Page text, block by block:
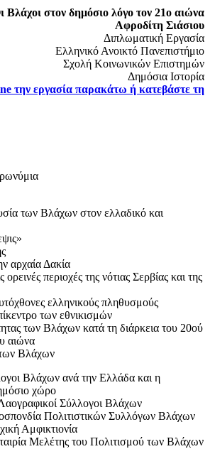
Βλάχοι στον δημόσιο λόγο τον 21ο αιώνα
Αφροδίτη Σιάσιου
Διπλωματική Εργασία
Ελληνικό Ανοικτό Πανεπιστήμιο
Σχολή Κοινωνικών Επιστημών
Δημόσια Ιστορία
την εργασία παρακάτω ή κατεβάστε τη
των Βλάχων στον ελλαδικό και
αρχαία Δακία
περιοχές της νότιας Σερβίας και της
ελληνικούς πληθυσμούς
των εθνικισμών
των Βλάχων κατά τη διάρκεια του 20ού
αιώνα
Βλάχων
Βλάχων ανά την Ελλάδα και η
χώρο
Σύλλογοι Βλάχων
Πολιτιστικών Συλλόγων Βλάχων
Αμφικτιονία
Μελέτης του Πολιτισμού των Βλάχων